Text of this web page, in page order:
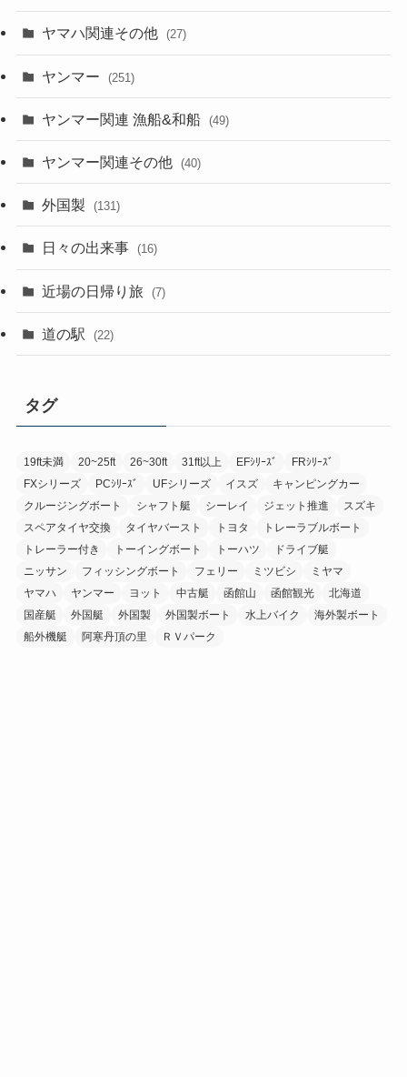
ヤマハ関連その他 (27)
ヤンマー (251)
ヤンマー関連 漁船&和船 (49)
ヤンマー関連その他 (40)
外国製 (131)
日々の出来事 (16)
近場の日帰り旅 (7)
道の駅 (22)
タグ
19ft未満 20~25ft 26~30ft 31ft以上 EFｼﾘｰｽﾞ
FRｼﾘｰｽﾞ
FXシリーズ
PCｼﾘｰｽﾞ UFシリーズ イスズ
キャンピングカー
クルージングボート
シャフト艇 シーレイ ジェット推進
スズキ
スペアタイヤ交換
タイヤバースト トヨタ
トレーラブルボート
トレーラー付き
トーイングボート トーハツ
ドライブ艇
ニッサン
フィッシングボート フェリー ミツビシ
ミヤマ
ヤマハ
ヤンマー ヨット 中古艇 函館山 函館観光
北海道
国産艇
外国艇 外国製 外国製ボート 水上バイク
海外製ボート
船外機艇
阿寒丹頂の里 ＲＶパーク